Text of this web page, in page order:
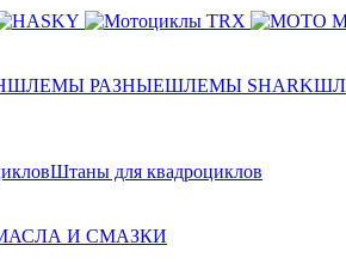
ШЛЕМЫ РАЗНЫЕШЛЕМЫ SHARK
Штаны для квадроциклов
И СМАЗКИ